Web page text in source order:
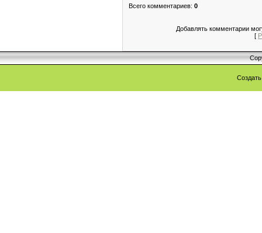
Всего комментариев: 0
Добавлять комментарии
[